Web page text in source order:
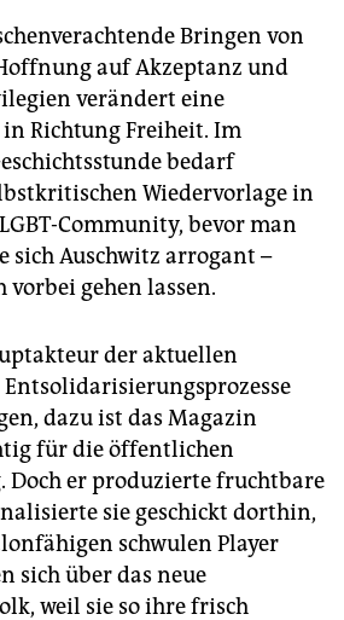
Bringen von
auf Akzeptanz und
verändert eine
Richtung Freiheit. Im
bedarf
Wiedervorlage in
Community, bevor man
sich Auschwitz arrogant –
vorbei gehen lassen.
der aktuellen
dazu ist das Magazin
für die öffentlichen
er produzierte fruchtbare
sie geschickt dorthin,
schwulen Player
sich über das neue
weil sie so ihre frisch